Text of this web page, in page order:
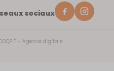
sociaux
- Agence digitale